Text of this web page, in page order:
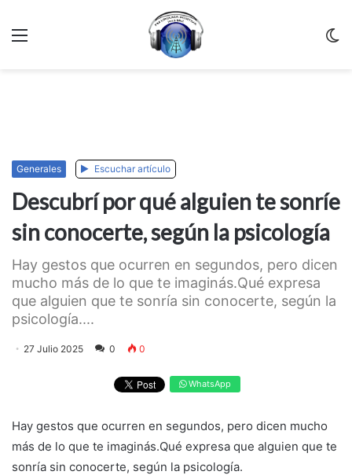
Generales Escuchar artículo
Descubrí por qué alguien te sonríe
sin conocerte, según la psicología
Hay gestos que ocurren en segundos, pero dicen
mucho más de lo que te imaginás.Qué expresa
que alguien que te sonría sin conocerte, según la
psicología....
27 Julio 2025 0 0
WhatsApp
Hay gestos que ocurren en segundos, pero dicen mucho
más de lo que te imaginás.Qué expresa que alguien que te
sonría sin conocerte, según la psicología.